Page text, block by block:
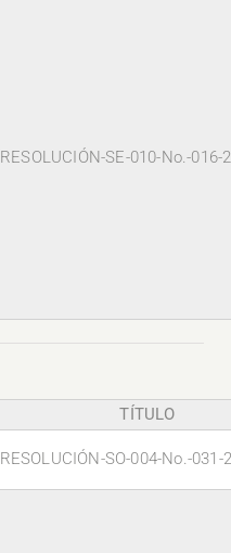
RESOLUCIÓN-SE-010-No.-016-
TÍTULO
RESOLUCIÓN-SO-004-No.-031-